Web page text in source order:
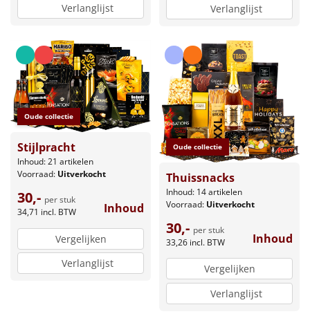
Verlanglijst Verlanglijst
Oude collectie
Stijlpracht
Inhoud: 21 artikelen
Voorraad: Uitverkocht
30,- per stuk
34,71 incl. BTW Inhoud
Vergelijken
Verlanglijst
Oude collectie
Thuissnacks
Inhoud: 14 artikelen
Voorraad: Uitverkocht
30,- per stuk
33,26 incl. BTW Inhoud
Vergelijken
Verlanglijst